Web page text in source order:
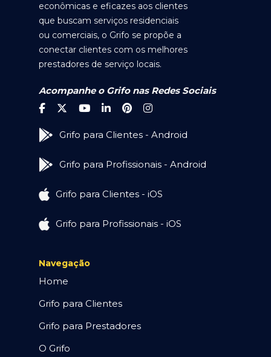
econômicas e eficazes aos clientes
que buscam serviços residenciais
ou comerciais, o Grifo se propõe a
conectar clientes com os melhores
prestadores de serviço locais.
Acompanhe o Grifo nas Redes Sociais
Grifo para Clientes - Android
Grifo para Profissionais - Android
Grifo para Clientes - iOS
Grifo para Profissionais - iOS
Navegação
Home
Grifo para Clientes
Grifo para Prestadores
O Grifo